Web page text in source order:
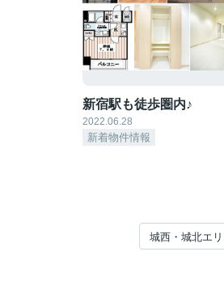
新宿駅も徒歩圏内♪
2022.06.28
新着物件情報
城西・城北エ